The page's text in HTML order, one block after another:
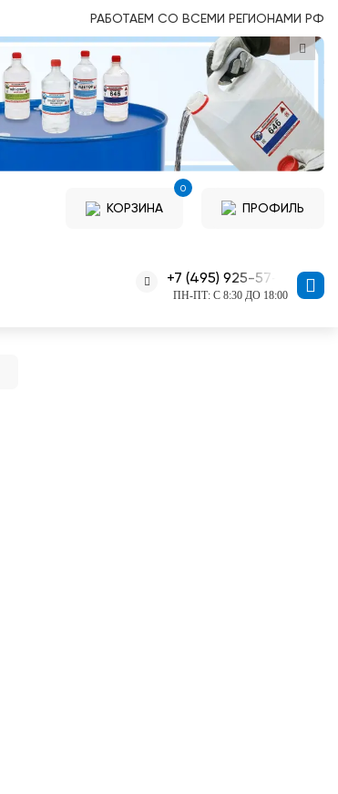
РАБОТАЕМ СО ВСЕМИ РЕГИОНАМИ РФ
КОРЗИНА
0
ПРОФИЛЬ
+7 (495) 925-57-11
ПН-ПТ: С 8:30 ДО 18:00